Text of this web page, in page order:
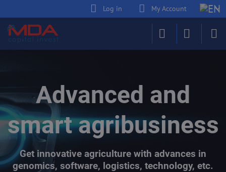
Log in My Account
Advanced and
smart agribusiness
Get innovative agriculture with advances in
genomics, software, logistics, technology, etc.